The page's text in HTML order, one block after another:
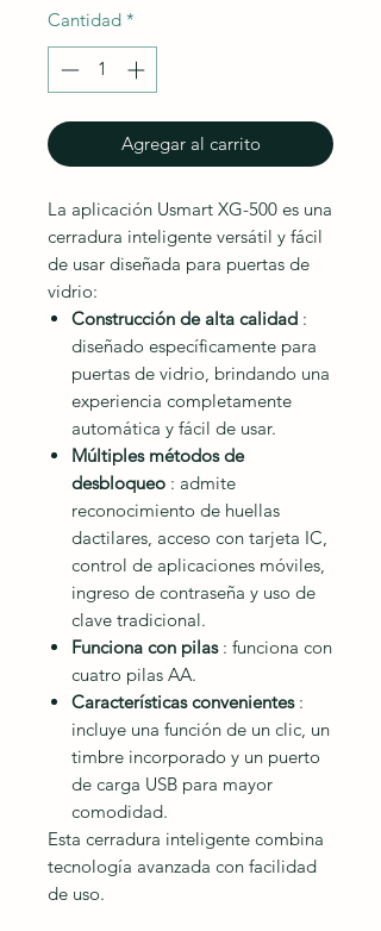
Cantidad *
Agregar al carrito
La aplicación Usmart XG-500 es una
cerradura inteligente versátil y fácil
de usar diseñada para puertas de
vidrio:
Construcción de alta calidad :
diseñado específicamente para
puertas de vidrio, brindando una
experiencia completamente
automática y fácil de usar.
Múltiples métodos de
desbloqueo : admite
reconocimiento de huellas
dactilares, acceso con tarjeta IC,
control de aplicaciones móviles,
ingreso de contraseña y uso de
clave tradicional.
Funciona con pilas: funciona con
cuatro pilas AA.
Características convenientes:
incluye una función de un clic, un
timbre incorporado y un puerto
de carga USB para mayor
comodidad.
Esta cerradura inteligente combina
tecnología avanzada con facilidad
de uso.